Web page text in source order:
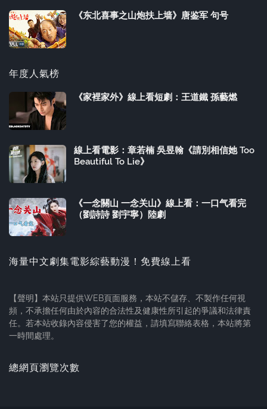
《东北喜事之山炮扶上墙》唐鉴军 句号
年度人氣榜
《家裡家外》線上看短劇：王道鐵 孫藝燃
線上看電影：章若楠 吳昱翰《請別相信她 Too
Beautiful To Lie》
《一念關山 一念关山》線上看：一口气看完
（劉詩詩 劉宇寧）陸劇
海量中文劇集電影綜藝動漫！免費線上看
【聲明】本站只提供WEB頁面服務，本站不儲存、不製作任何視
頻，不承擔任何由於內容的合法性及健康性所引起的爭議和法律責
任。若本站收錄內容侵害了您的權益，請填寫聯絡表格，本站將第
一時間處理。
總網頁瀏覽次數